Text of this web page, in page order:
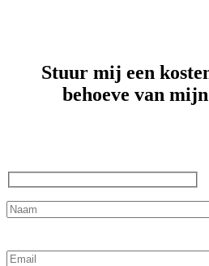
Stuur mij een
behoeve van